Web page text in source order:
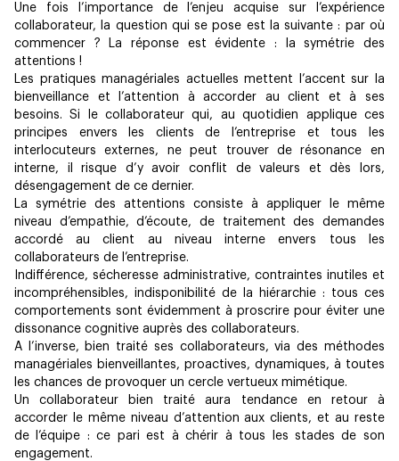
Une fois l’importance de l’enjeu acquise sur l’expérience
collaborateur, la question qui se pose est la suivante : par où
commencer ? La réponse est évidente : la symétrie des
attentions !
Les pratiques managériales actuelles mettent l’accent sur la
bienveillance et l’attention à accorder au client et à ses
besoins. Si le collaborateur qui, au quotidien applique ces
principes envers les clients de l’entreprise et tous les
interlocuteurs externes, ne peut trouver de résonance en
interne, il risque d’y avoir conflit de valeurs et dès lors,
désengagement de ce dernier.
La symétrie des attentions consiste à appliquer le même
niveau d’empathie, d’écoute, de traitement des demandes
accordé au client au niveau interne envers tous les
collaborateurs de l’entreprise.
Indifférence, sécheresse administrative, contraintes inutiles et
incompréhensibles, indisponibilité de la hiérarchie : tous ces
comportements sont évidemment à proscrire pour éviter une
dissonance cognitive auprès des collaborateurs.
A l’inverse, bien traité ses collaborateurs, via des méthodes
managériales bienveillantes, proactives, dynamiques, à toutes
les chances de provoquer un cercle vertueux mimétique.
Un collaborateur bien traité aura tendance en retour à
accorder le même niveau d’attention aux clients, et au reste
de l’équipe : ce pari est à chérir à tous les stades de son
engagement.